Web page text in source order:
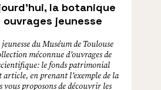
la botanique
ouvrages jeunesse
du Muséum de Toulouse
méconnue d’ouvrages de
le fonds patrimonial
article, en prenant l’exemple de la
vous proposons de découvrir les